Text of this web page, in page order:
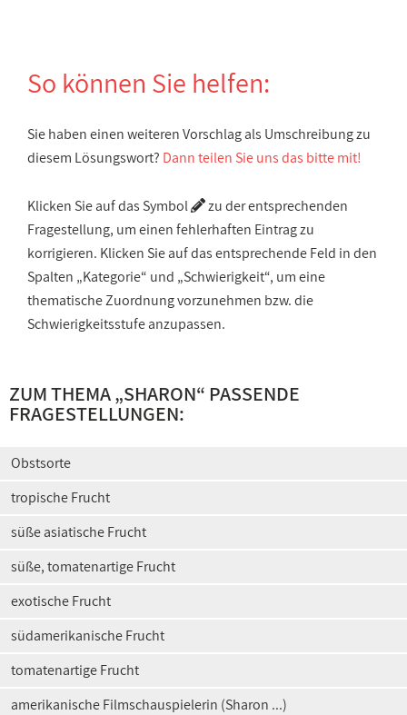
So können Sie helfen:
Sie haben einen weiteren Vorschlag als Umschreibung zu
diesem Lösungswort? Dann teilen Sie uns das bitte mit!
Klicken Sie auf das Symbol
zu der entsprechenden
Fragestellung, um einen fehlerhaften Eintrag zu
korrigieren. Klicken Sie auf das entsprechende Feld in den
Spalten „Kategorie“ und „Schwierigkeit“, um eine
thematische Zuordnung vorzunehmen bzw. die
Schwierigkeitsstufe anzupassen.
ZUM THEMA „SHARON“ PASSENDE
FRAGESTELLUNGEN:
Obstsorte
tropische Frucht
süße asiatische Frucht
süße, tomatenartige Frucht
exotische Frucht
südamerikanische Frucht
tomatenartige Frucht
amerikanische Filmschauspielerin (Sharon ...)